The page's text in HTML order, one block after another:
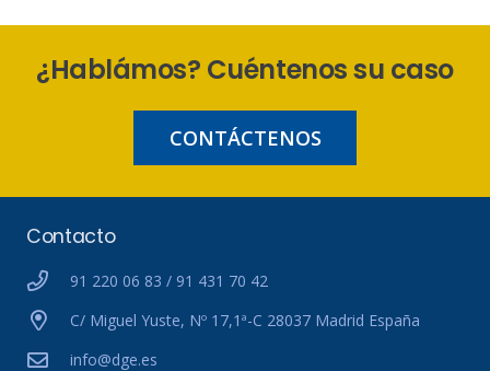
¿Hablámos? Cuéntenos su caso
CONTÁCTENOS
Contacto
91 220 06 83 / 91 431 70 42
C/ Miguel Yuste, Nº 17,1ª-C 28037 Madrid España
info@dge.es